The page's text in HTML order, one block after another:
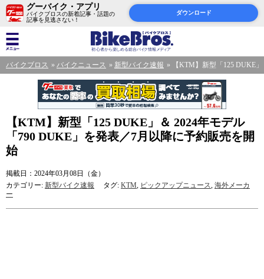
グーバイク・アプリ
バイクブロスの新着記事・話題の
記事を見逃さない！
ダウンロード
バイクブロス バイクニュース 新型バイク速報 【KTM】新型「125 DUKE
【KTM】新型「125 DUKE」＆ 2024年モデル
「790 DUKE」を発表／7月以降に予約販売を開
始
掲載日：2024年03月08日（金）
カテゴリー: 新型バイク速報 タグ: KTM, ピックアップニュース, 海外メーカ
ー